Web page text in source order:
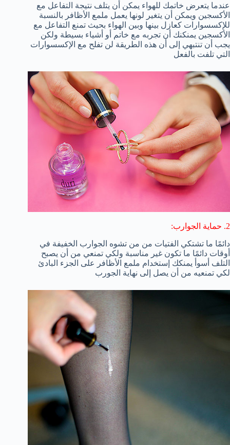
عندما يتعرض خاتمك للهواء يمكن أن يتلف نتيجة التفاعل مع
الأكسجين ويمكن أن يتغير لونها يعمل ملمع الأظافر بالنسبة
للإكسسوارات كعازل بينها وبين الهواء بحيث تمنع التفاعل مع
الأكسجين يمنكنك أن تجربه مع خاتم أو أشياء بسيطة ولكن
يجب أن تنتبهي إلى أن هذه الطريقة لن تفلح مع الإكسسوارات
التي تلفت بالفعل
2. حماية الجوارب:
دائمًا ما تشتكي الفتيات من من تشوه الجوارب الخفيفة في
أوقات دائمًا ما تكون غير مناسبة ولكي تمنعي من أن يصبح
التلف أسوأ يمنكك إستخدام ملمع الأظافر على الجزء البادئ
لكي تمنعيه من أن يصل إلى نهاية الجورب